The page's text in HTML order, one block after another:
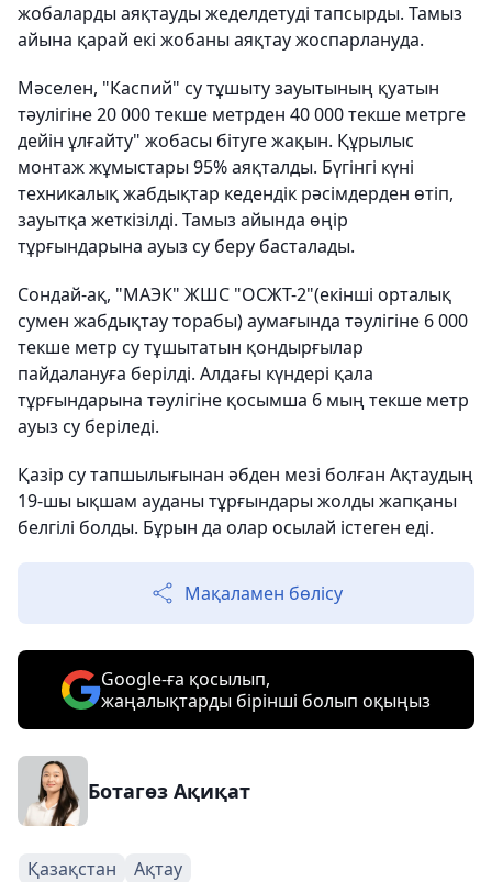
жобаларды аяқтауды жеделдетуді тапсырды. Тамыз
айына қарай екі жобаны аяқтау жоспарлануда.
Мәселен, "Каспий" су тұшыту зауытының қуатын
тәулігіне 20 000 текше метрден 40 000 текше метрге
дейін ұлғайту" жобасы бітуге жақын. Құрылыс
монтаж жұмыстары 95% аяқталды. Бүгінгі күні
техникалық жабдықтар кедендік рәсімдерден өтіп,
зауытқа жеткізілді. Тамыз айында өңір
тұрғындарына ауыз су беру басталады.
Сондай-ақ, "МАЭК" ЖШС "ОСЖТ-2"(екінші орталық
сумен жабдықтау торабы) аумағында тәулігіне 6 000
текше метр су тұшытатын қондырғылар
пайдалануға берілді. Алдағы күндері қала
тұрғындарына тәулігіне қосымша 6 мың текше метр
ауыз су беріледі.
Қазір су тапшылығынан әбден мезі болған Ақтаудың
19-шы ықшам ауданы тұрғындары жолды жапқаны
белгілі болды. Бұрын да олар осылай істеген еді.
Мақаламен бөлісу
Google-ға қосылып,
жаңалықтарды бірінші болып оқыңыз
Ботагөз Ақиқат
Қазақстан Ақтау